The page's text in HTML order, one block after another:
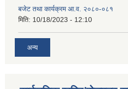
बजेट तथा कार्यक्रम आ.व. २०८०-०८१
मिति: 10/18/2023 - 12:10
अन्य